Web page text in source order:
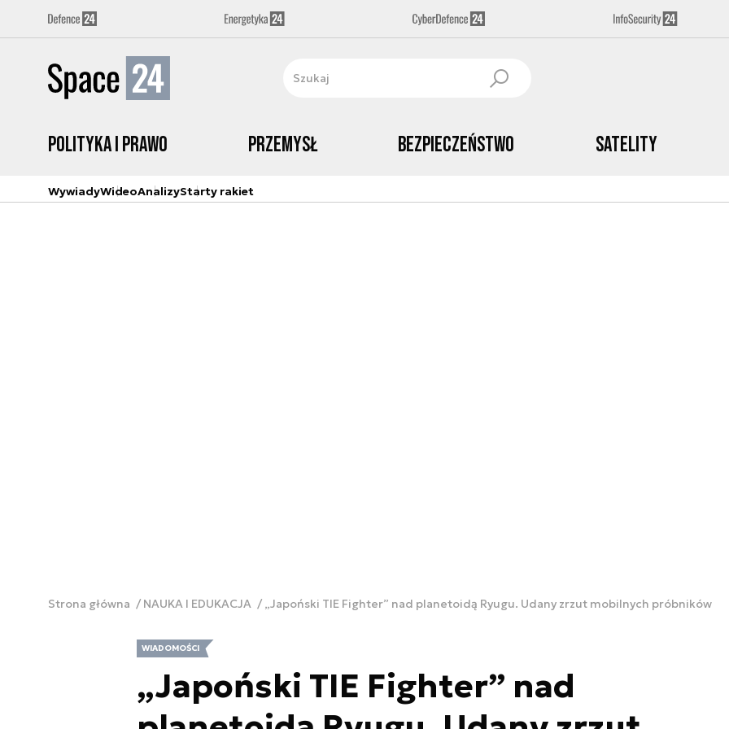
Polityka i prawo Przemysł Bezpieczeństwo Satelity
WywiadyWideoAnalizyStarty rakiet
Strona główna NAUKA I EDUKACJA „Japoński TIE Fighter” nad planetoidą Ryugu. Udany zrzut mobilnych próbników
WIADOMOŚCI
„Japoński TIE Fighter” nad